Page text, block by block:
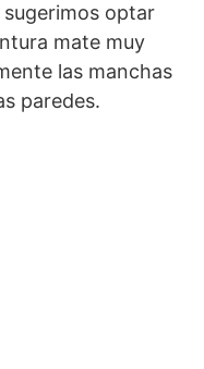
optar
mate muy
las manchas
paredes.